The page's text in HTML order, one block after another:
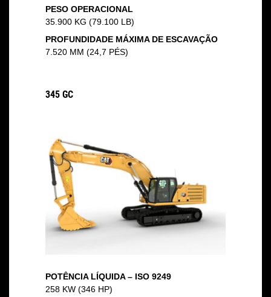
PESO OPERACIONAL
35.900 KG (79.100 LB)
PROFUNDIDADE MÁXIMA DE ESCAVAÇÃO
7.520 MM (24,7 PÉS)
345 GC
POTÊNCIA LÍQUIDA – ISO 9249
258 KW (346 HP)